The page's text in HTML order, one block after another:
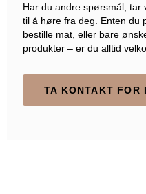
Har du andre spørsmål, tar
til å høre fra deg. Enten du
bestille mat, eller bare
produkter – er du alltid
TA KONTAKT FOR